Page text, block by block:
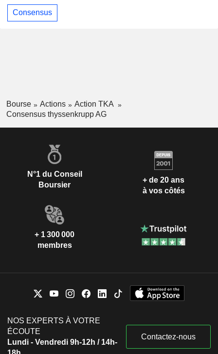
Consensus
Bourse Actions
Action TKA
Consensus thyssenkrupp AG
N°1 du Conseil
Boursier
+ de 20 ans
à vos côtés
+ 1 300 000
membres
NOS EXPERTS À VOTRE
ÉCOUTE
Lundi - Vendredi 9h-12h / 14h-
Contactez-nous